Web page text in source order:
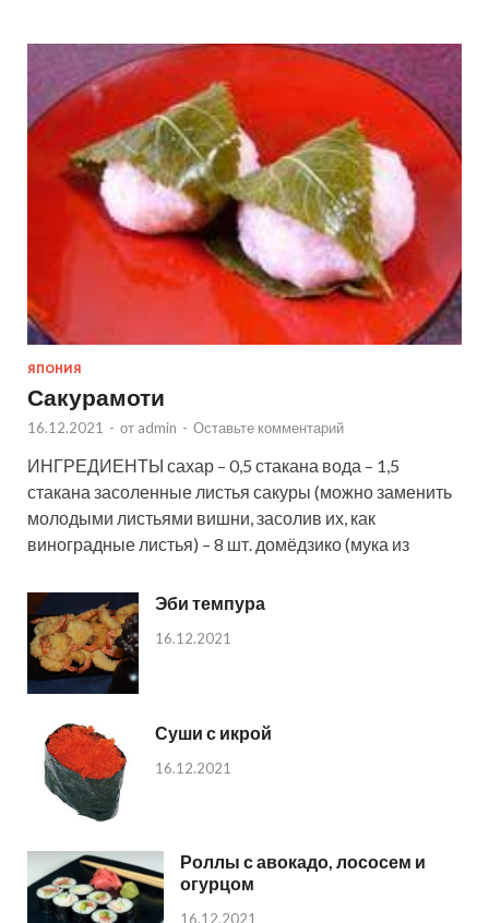
ЯПОНИЯ
Сакурамоти
16.12.2021 - от admin - Оставьте комментарий
ИНГРЕДИЕНТЫ сахар – 0,5 стакана вода – 1,5
стакана засоленные листья сакуры (можно заменить
молодыми листьями вишни, засолив их, как
виноградные листья) – 8 шт. домёдзико (мука из
Эби темпура
16.12.2021
Суши с икрой
16.12.2021
Роллы с авокадо, лососем и
огурцом
16.12.2021